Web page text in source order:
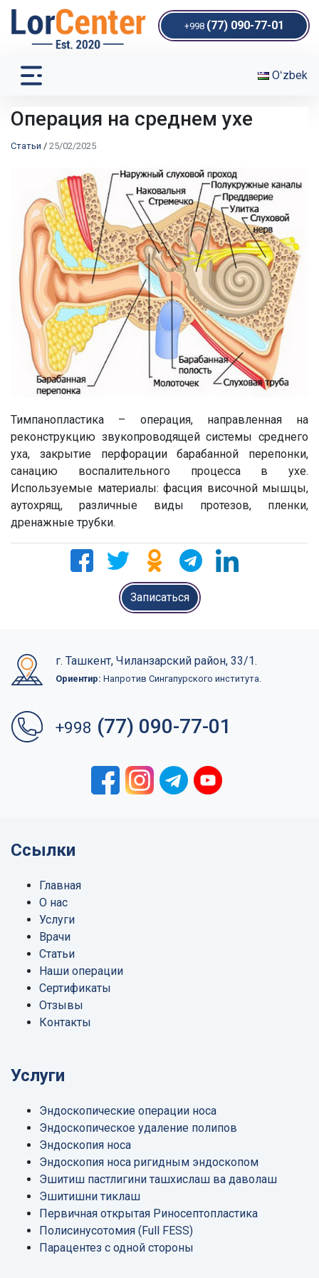
+998 (77) 090-77-01
Oʻzbek
Операция на среднем ухе
Статьи / 25/02/2025
Тимпанопластика – операция, направленная на
реконструкцию звукопроводящей системы среднего
уха, закрытие перфорации барабанной перепонки,
санацию воспалительного процесса в ухе.
Используемые материалы: фасция височной мышцы,
аутохрящ, различные виды протезов, пленки,
дренажные трубки.
Записаться
г. Ташкент, Чиланзарский район, 33/1.
Ориентир: Напротив Сингапурского института.
+998 (77) 090-77-01
Ссылки
Главная
О нас
Услуги
Врачи
Статьи
Наши операции
Сертификаты
Отзывы
Контакты
Услуги
Эндоскопические операции носа
Эндоскопическое удаление полипов
Эндоскопия носа
Эндоскопия носа ригидным эндоскопом
Эшитиш пастлигини ташхислаш ва даволаш
Эшитишни тиклаш
Первичная открытая Риносептопластика
Полисинусотомия (Full FESS)
Парацентез с одной стороны